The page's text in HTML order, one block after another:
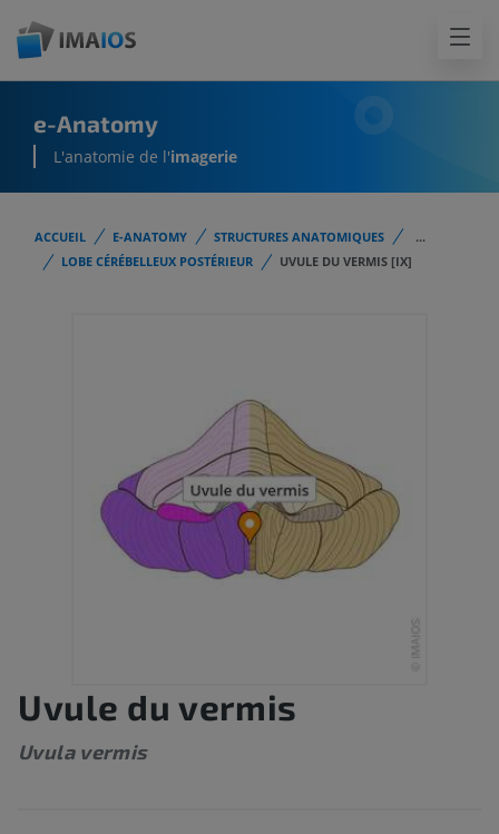
e-Anatomy
L'anatomie de l'imagerie
ACCUEIL E-ANATOMY STRUCTURES ANATOMIQUES
...
LOBE CÉRÉBELLEUX POSTÉRIEUR
UVULE DU VERMIS [IX]
Uvule du vermis
Uvula vermis